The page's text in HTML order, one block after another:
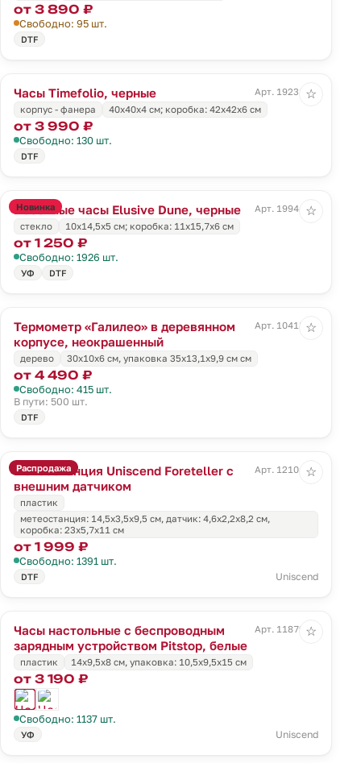
от 3 890 ₽
Свободно: 95 шт.
DTF
Часы Timefolio, черные
Арт. 19231.30
корпус - фанера
40x40x4 cм; коробка: 42x42x6 см
от 3 990 ₽
Свободно: 130 шт.
DTF
☆
Новинка
Песочные часы Elusive Dune, черные
Арт. 19944.33
стекло
10х14,5х5 см; коробка: 11х15,7х6 см
от 1 250 ₽
Свободно: 1926 шт.
УФ DTF
☆
Термометр «Галилео» в деревянном
корпусе, неокрашенный
Арт. 10418.80
дерево 30х10х6 см, упаковка 35х13,1х9,9 см см
от 4 490 ₽
Свободно: 415 шт.
В пути: 500 шт.
DTF
☆
Распродажа
Метеостанция Uniscend Foreteller с
внешним датчиком
Арт. 12104.30
пластик
метеостанция: 14,5х3,5х9,5 см, датчик: 4,6х2,2х8,2 см,
коробка: 23х5,7х11 см
от 1 999 ₽
Свободно: 1391 шт.
DTF Uniscend
☆
Часы настольные с беспроводным
зарядным устройством Pitstop, белые
Арт. 11879.60
пластик 14x9,5x8 см, упаковка: 10,5x9,5x15 см
от 3 190 ₽
Свободно: 1137 шт.
УФ Uniscend
☆